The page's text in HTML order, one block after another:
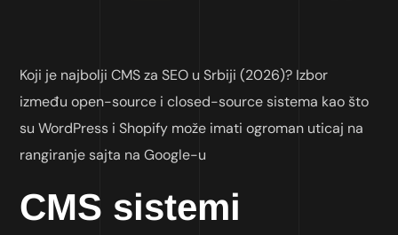
Koji je najbolji CMS za SEO u Srbiji (2026)? Izbor
između open-source i closed-source sistema kao što
su WordPress i Shopify može imati ogroman uticaj na
rangiranje sajta na Google-u
CMS sistemi